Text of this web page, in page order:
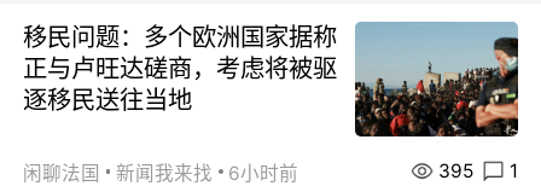
移民问题：多个欧洲国家据称
正与卢旺达磋商，考虑将被驱
逐移民送往当地
闲聊法国 新闻我来找 6小时前 395 1